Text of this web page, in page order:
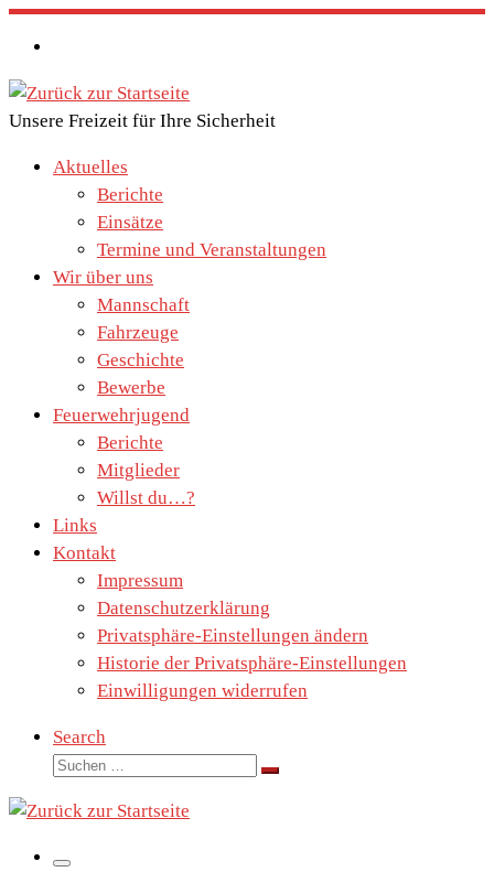
Zum
Inhalt
springen
Unsere Freizeit für Ihre Sicherheit
Aktuelles
Berichte
Einsätze
Termine und Veranstaltungen
Wir über uns
Mannschaft
Fahrzeuge
Geschichte
Bewerbe
Feuerwehrjugend
Berichte
Mitglieder
Willst du…?
Links
Kontakt
Impressum
Datenschutzerklärung
Privatsphäre-Einstellungen ändern
Historie der Privatsphäre-Einstellungen
Einwilligungen widerrufen
Search
Suche
Suchen …